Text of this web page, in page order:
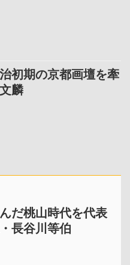
初期の京都画壇を牽
麟
だ桃山時代を代表
長谷川等伯